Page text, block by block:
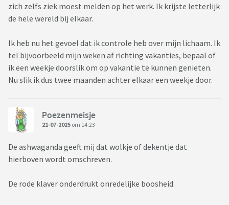
zich zelfs ziek moest melden op het werk. Ik krijste letterlijk
de hele wereld bij elkaar.
Ik heb nu het gevoel dat ik controle heb over mijn lichaam. Ik
tel bijvoorbeeld mijn weken af richting vakanties, bepaal of
ik een weekje doorslik om op vakantie te kunnen genieten.
Nu slik ik dus twee maanden achter elkaar een weekje door.
Poezenmeisje
21-07-2025 om 14:23
De ashwaganda geeft mij dat wolkje of dekentje dat
hierboven wordt omschreven.
De rode klaver onderdrukt onredelijke boosheid.